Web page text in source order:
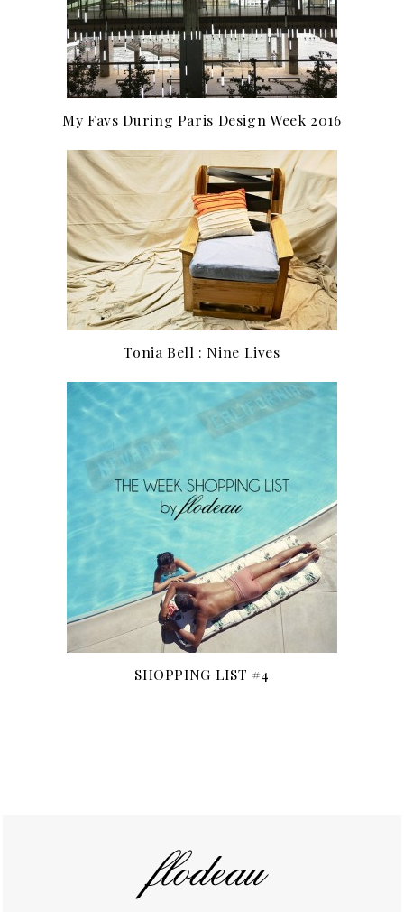
My Favs During Paris Design Week 2016
Tonia Bell : Nine Lives
SHOPPING LIST #4